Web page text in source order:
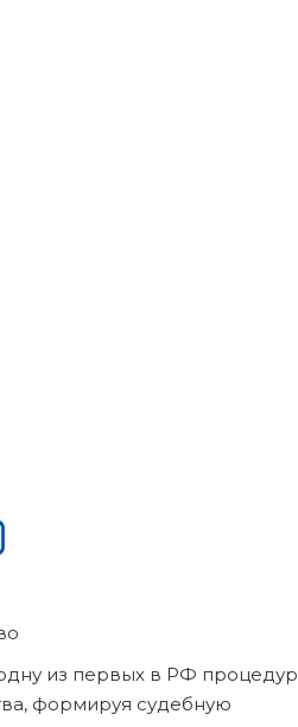
из первых в РФ процедур
формируя судебную